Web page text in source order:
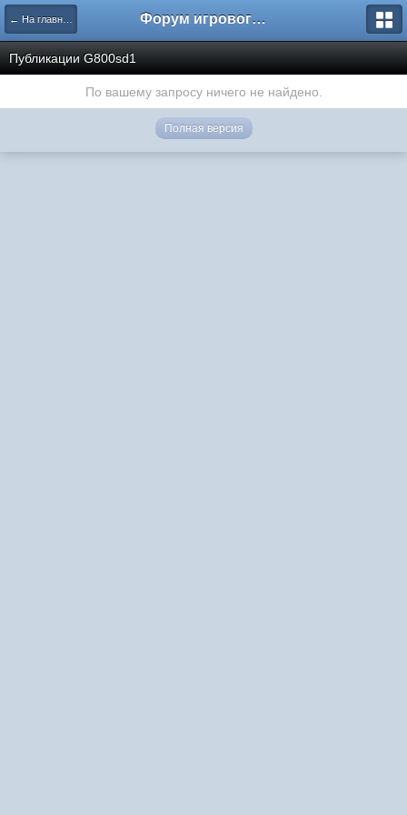
← На главную Форум игрового проекта Riverrise
Публикации G800sd1
По вашему запросу ничего не найдено.
Полная версия